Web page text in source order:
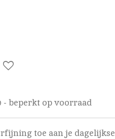
- beperkt op voorraad
toe aan je dagelijkse